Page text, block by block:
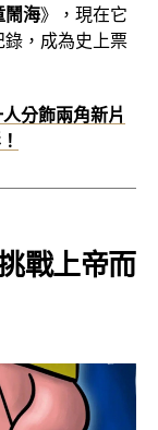
鬧海》，現在它
錄，成為史上票
分飾兩角新片
戰上帝而